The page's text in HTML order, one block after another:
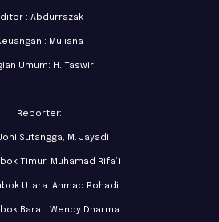
: Abdurrazak
: Muliana
Umum: H. Taswir
Reporter:
Sutangga, M. Jayadi
Timur: Muhamad Rifa’i
Utara: Ahmad Rohadi
Barat: Wendy Dharma